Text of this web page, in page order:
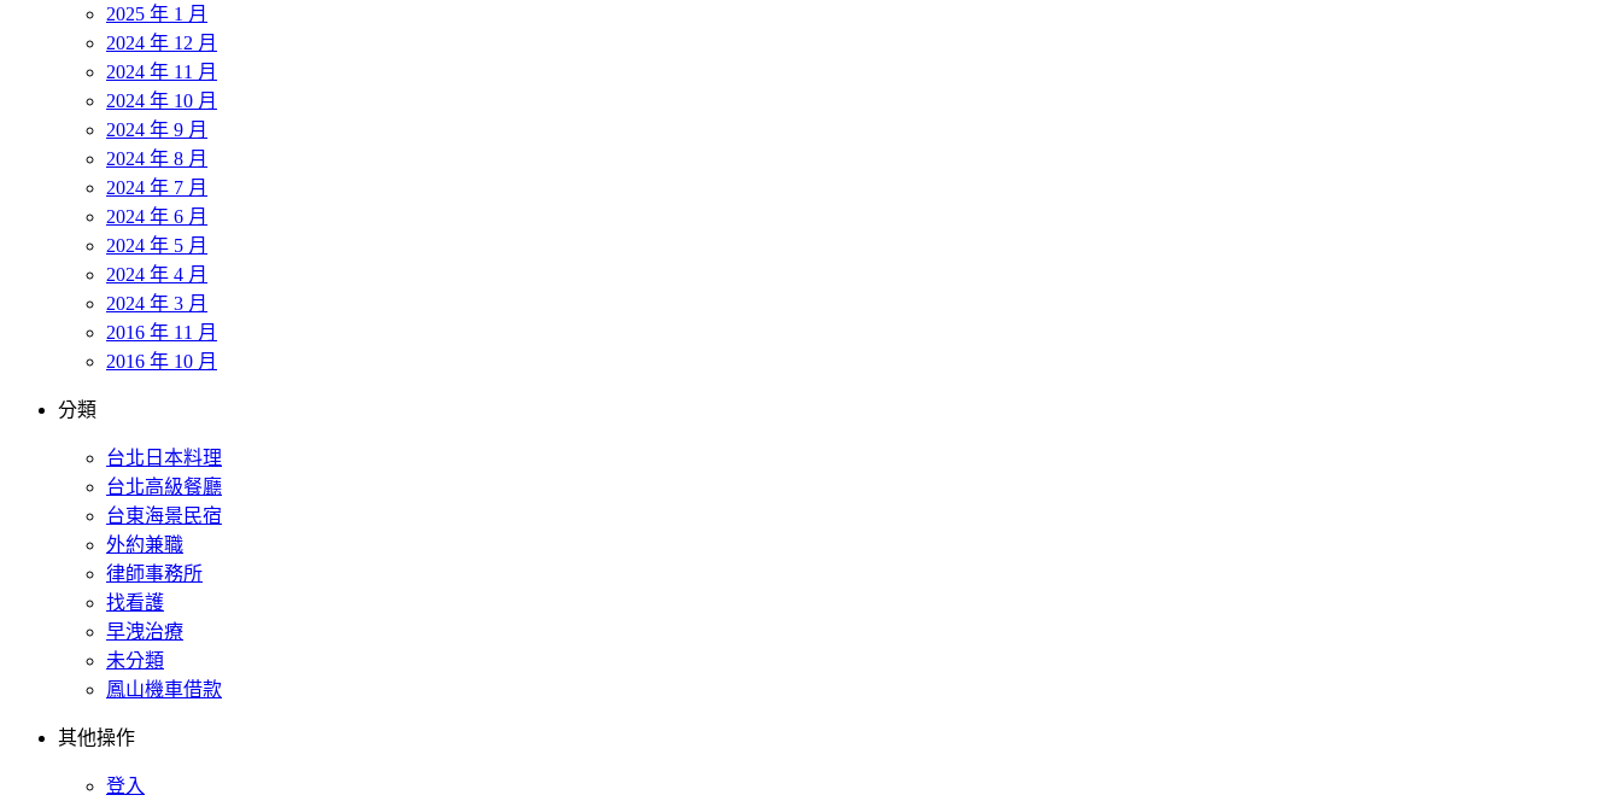
2025 年 1 月
2024 年 12 月
2024 年 11 月
2024 年 10 月
2024 年 9 月
2024 年 8 月
2024 年 7 月
2024 年 6 月
2024 年 5 月
2024 年 4 月
2024 年 3 月
2016 年 11 月
2016 年 10 月
分類
台北日本料理
台北高級餐廳
台東海景民宿
外約兼職
律師事務所
找看護
早洩治療
未分類
鳳山機車借款
其他操作
登入